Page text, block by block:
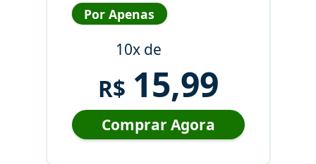
Por Apenas
10x de
R$ 15,99
Comprar Agora